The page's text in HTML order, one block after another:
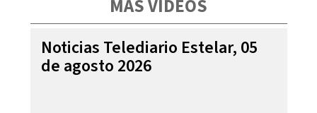
MÁS VIDEOS
Noticias Telediario Estelar, 05
de agosto 2026